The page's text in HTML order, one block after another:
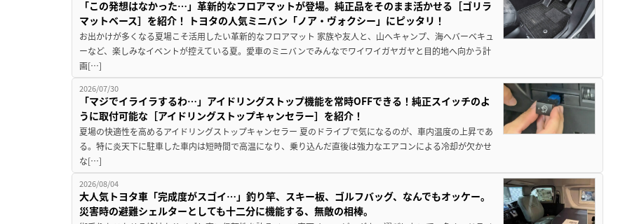
「この発想はなかった…」革新的なフロアマットが登場。純正品をそのまま活かせる［ゴリラ
マットベース］を紹介！ トヨタの人気ミニバン「ノア・ヴォクシー」にピッタリ！
お出かけが多くなる夏場こそ活用したい革新的なフロアマット 家族や友人と、山へキャンプ、海へバーベキュ
ーなど、楽しみなイベントが控えている夏。愛車のミニバンでみんなでワイワイガヤガヤと目的地へ向かう計
画[…]
2026/07/30
「マジでイライラするわ…」アイドリングストップ機能を常時OFFできる！純正スイッチのよ
うに取付可能な［アイドリングストップキャンセラー］を紹介！
夏場の快適性を高めるアイドリングストップキャンセラー 夏のドライブで気になるのが、車内温度の上昇であ
る。特に炎天下に駐車した車内は短時間で高温になり、乗り込んだ直後は強力なエアコンによる冷却が欠かせ
な[…]
2026/08/04
大人気トヨタ車「完成度がスゴイ…」釣り竿、スキー板、ゴルフバッグ、なんでもオッケー。
災害時の避難シェルターとしても十二分に機能する、無敵の相棒。